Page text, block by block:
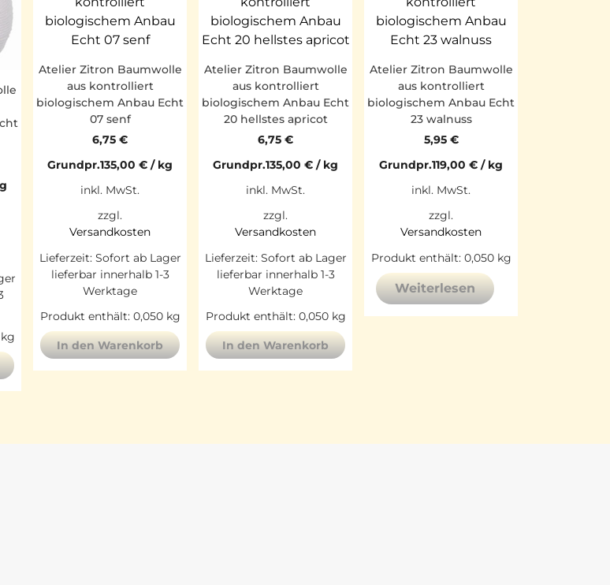
kg
Atelier Zitron Baumwolle
aus kontrolliert
biologischem Anbau Echt
07 senf
6,75 €
Grundpr.135,00 € / kg
inkl. MwSt.
zzgl.
Versandkosten
Lieferzeit: Sofort ab Lager
lieferbar innerhalb 1-3
Werktage
Produkt enthält: 0,050 kg
In den Warenkorb
Atelier Zitron Baumwolle
aus kontrolliert
biologischem Anbau Echt
20 hellstes apricot
6,75 €
Grundpr.135,00 € / kg
inkl. MwSt.
zzgl.
Versandkosten
Lieferzeit: Sofort ab Lager
lieferbar innerhalb 1-3
Werktage
Produkt enthält: 0,050 kg
In den Warenkorb
Atelier Zitron Baumwolle
aus kontrolliert
biologischem Anbau Echt
23 walnuss
5,95 €
Grundpr.119,00 € / kg
inkl. MwSt.
zzgl.
Versandkosten
Produkt enthält: 0,050 kg
Weiterlesen